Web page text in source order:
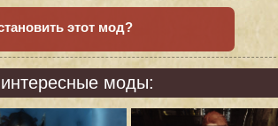
этот мод?
моды: